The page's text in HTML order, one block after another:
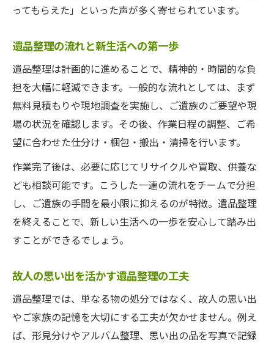
遺品整理でご遺族を支える安心の体制
ご遺族の不安を解消する遺品整理の工夫
遺品整理で新たな一歩を踏み出すために
ってもらえた」といった声が多く寄せられています。
遺品整理の流れと新生活への第一歩
遺品整理は計画的に進めることで、精神的・時間的な負
担を大幅に軽減できます。一般的な流れとしては、まず
無料見積もりや現地調査を実施し、ご遺族のご要望や現
場の状況を確認します。その後、作業日程の調整、ご希
望に合わせた仕分け・梱包・搬出・清掃を行います。
作業完了後は、必要に応じてリサイクルや買取、供養な
ども相談可能です。こうした一連の流れをチームで分担
し、ご遺族の手間を最小限に抑えるのが特徴。遺品整理
を終えることで、新しい生活への一歩を安心して踏み出
すことができるでしょう。
故人の思い出を活かす遺品整理の工夫
遺品整理では、単なる物の処分ではなく、故人の思い出
やご家族の記憶を大切にする工夫が欠かせません。例え
ば、形見分けやアルバム整理、思い出の品を写真で記録